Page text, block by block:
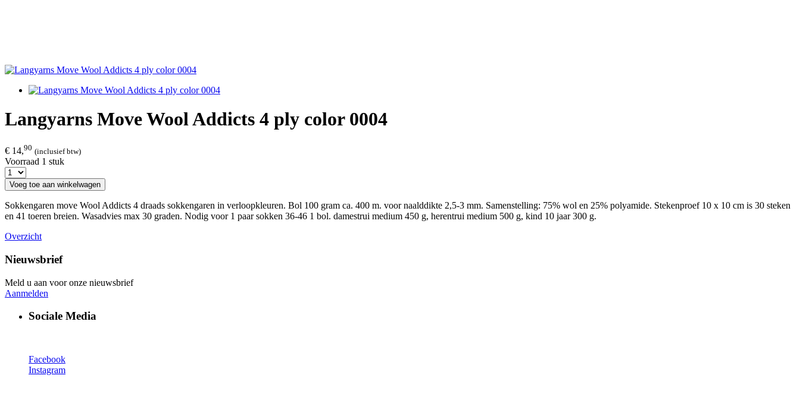
Langyarns Move Wool Addicts 4 ply color 0004
€ 14,90 (inclusief btw)
Voorraad 1 stuk
Voeg toe aan winkelwagen
Sokkengaren move Wool Addicts 4 draads sokkengaren in verloopkleuren. Bol 100 gram ca. 400 m. voor naalddikte 2,5-3 mm. Samenstelling: 75% wol en 25% polyamide. Stekenproef 10 x 10 cm is 30 steken
en 41 toeren breien. Wasadvies max 30 graden. Nodig voor 1 paar sokken 36-46 1 bol. damestrui medium 450 g, herentrui medium 500 g, kind 10 jaar 300 g.
Overzicht
Nieuwsbrief
Meld u aan voor onze nieuwsbrief
Aanmelden
Sociale Media
Facebook
Instagram